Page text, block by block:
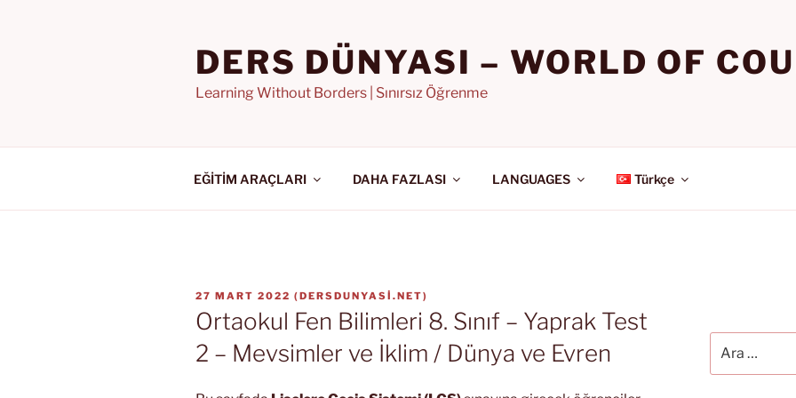
DERS DÜNYASI – WORLD OF
Learning Without Borders | Sınırsız Öğrenme
EĞİTİM ARAÇLARI DAHA FAZLASI LANGUAGES Türkçe
YAYIM
TARIHI
27 MART 2022 (DERSDUNYASI.NET)
Ortaokul Fen Bilimleri 8. Sınıf – Yaprak Test
2 – Mevsimler ve İklim / Dünya ve Evren